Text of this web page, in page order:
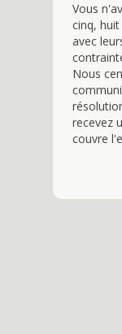
Vous
cinq,
avec
Nous
recevez
couvre